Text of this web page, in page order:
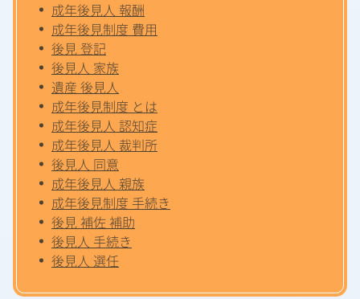
成年後見人 報酬
成年後見制度 費用
後見 登記
後見人 家族
遺産 後見人
成年後見制度 とは
成年後見人 認知症
成年後見人 裁判所
後見人 同意
成年後見人 親族
成年後見制度 手続き
後見 補佐 補助
後見人 手続き
後見人 選任